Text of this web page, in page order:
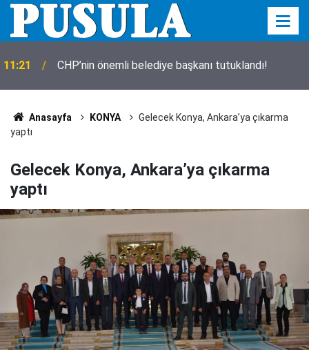
11:13
mora büründü
Anasayfa KONYA
Gelecek Konya, Ankara’ya çıkarma
yaptı
Gelecek Konya, Ankara’ya çıkarma
yaptı